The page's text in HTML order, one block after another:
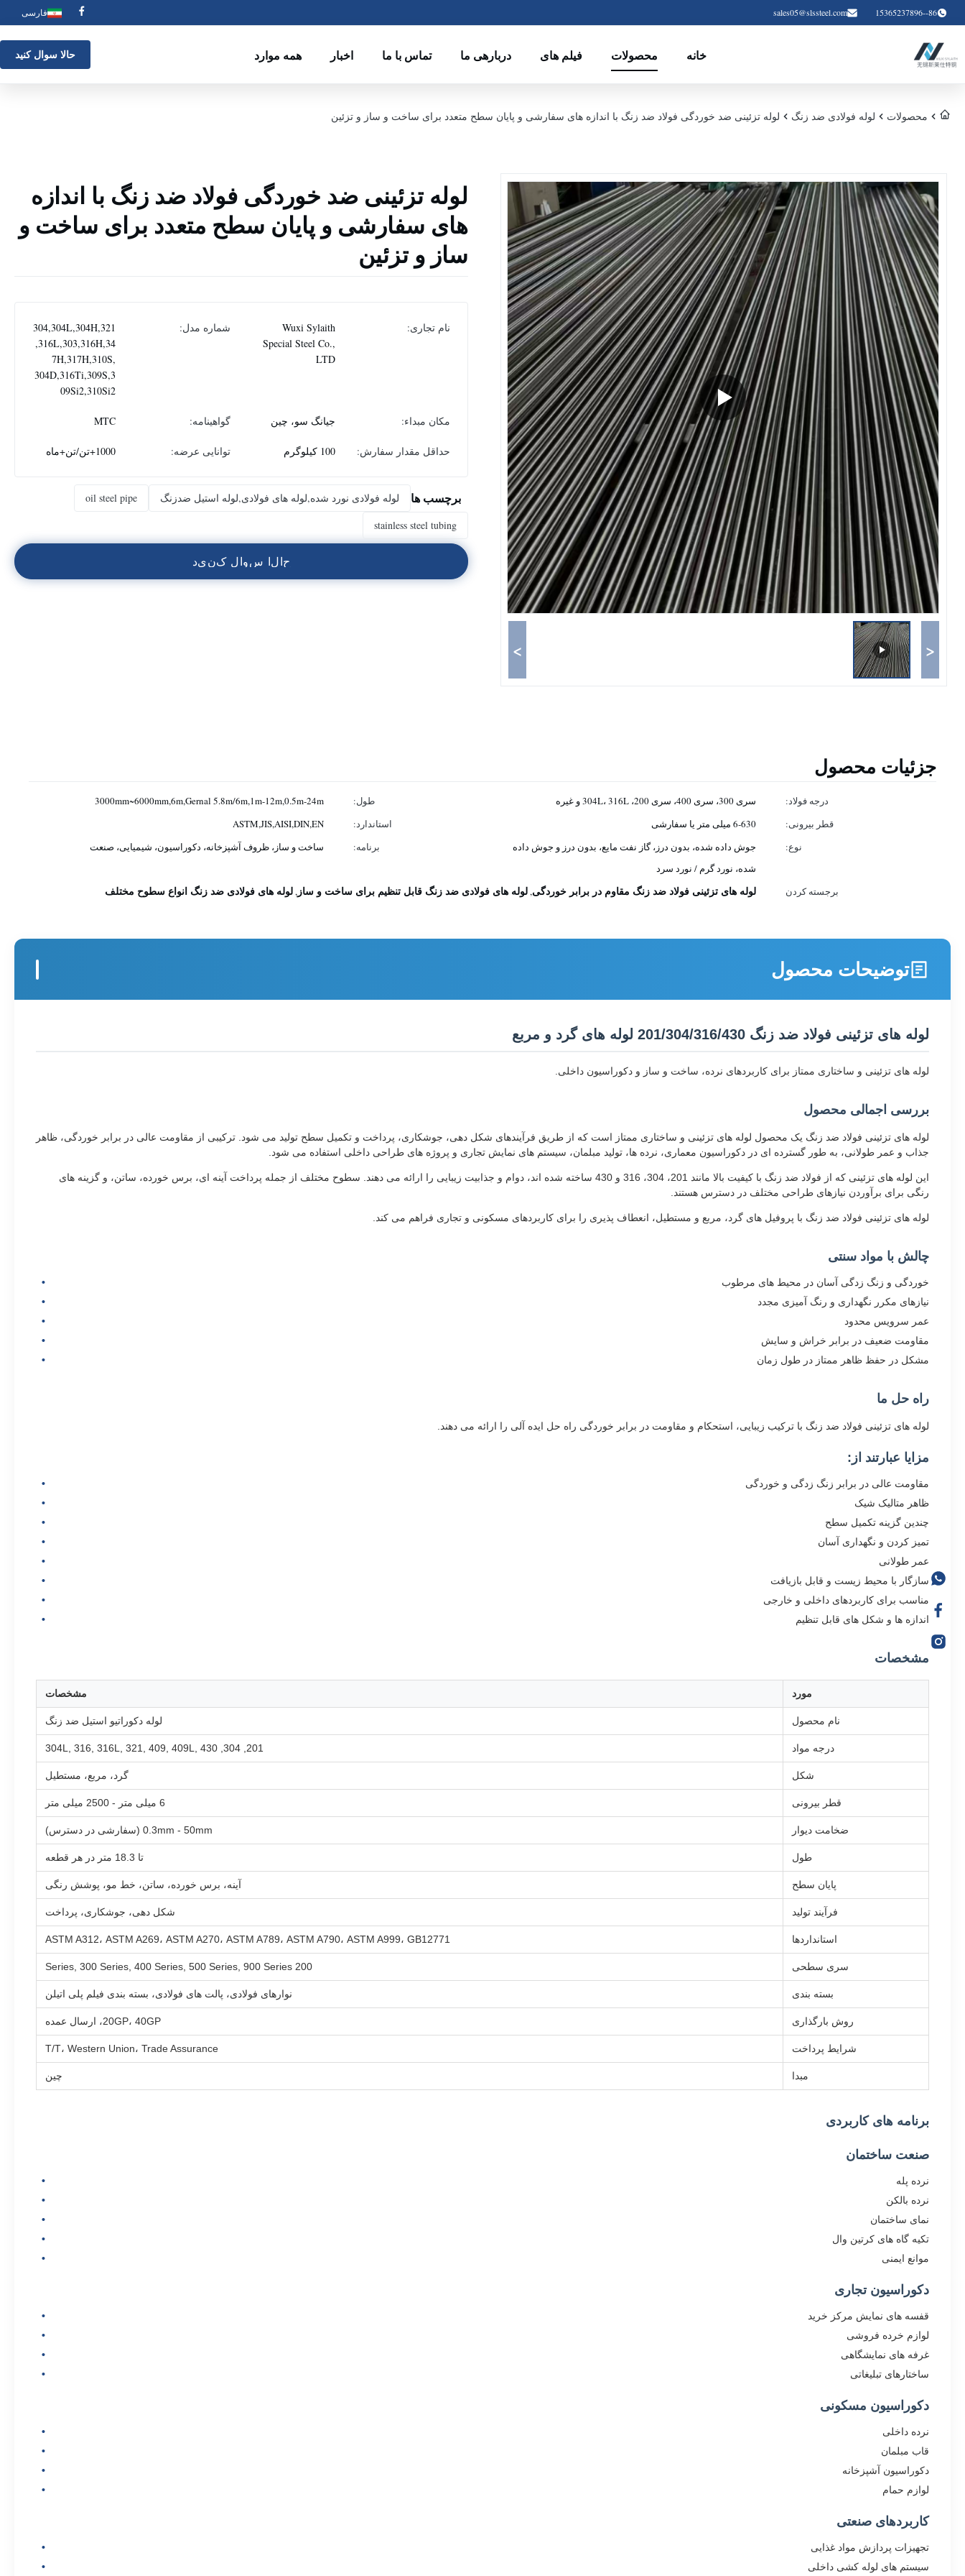
86--15365237896
sales05@slssteel.com فارسی
خانه محصولات فیلم های دربارهی ما تماس با ما اخبار همه موارد حالا سوال کنيد
محصولات لوله فولادی ضد زنگ لوله تزئینی ضد خوردگی فولاد ضد زنگ با اندازه های سفارشی و پایان سطح متعدد برای ساخت و ساز و تزئین
<
>
لوله تزئینی ضد خوردگی فولاد ضد زنگ با اندازه
های سفارشی و پایان سطح متعدد برای ساخت و
ساز و تزئین
نام تجاری:
Wuxi Sylaith
Special Steel Co.,
LTD
شماره مدل:
304,304L,304H,321
,316L,303,316H,34
7H,317H,310S,
304D,316Ti,309S,3
09Si2,310Si2
مکان مبداء: جیانگ سو، چین گواهینامه: MTC
حداقل مقدار سفارش: 100 کیلوگرم توانایی عرضه: 1000+تن/تن+ماه
برچسب ها لوله فولادی نورد شده,لوله های فولادی,لوله استیل ضدزنگ
oil steel pipe
stainless steel tubing
حالا سوال کنيد
جزئیات محصول
درجه فولاد: سری 300، سری 400، سری 200، 304L، 316L و غیره طول:
3000mm~6000mm,6m,Gernal 5.8m/6m,1m-12m,0.5m-24m
قطر بیرونی:
6-630 میلی متر یا سفارشی استاندارد:
ASTM,JIS,AISI,DIN,EN
نوع:
جوش داده شده، بدون درز، گاز نفت مایع، بدون درز و جوش داده
شده، نورد گرم / نورد سرد
برنامه: ساخت و ساز، ظروف آشپزخانه، دکوراسیون، شیمیایی، صنعت
برجسته کردن لوله های تزئینی فولاد ضد زنگ مقاوم در برابر خوردگی,لوله های فولادی ضد زنگ قابل تنظیم برای ساخت و ساز ,لوله های فولادی ضد زنگ انواع سطوح مختلف
توضیحات محصول
لوله های تزئینی فولاد ضد زنگ 201/304/316/430 لوله های گرد و مربع
لوله های تزئینی و ساختاری ممتاز برای کاربردهای نرده، ساخت و ساز و دکوراسیون داخلی.
بررسی اجمالی محصول
لوله های تزئینی فولاد ضد زنگ یک محصول لوله های تزئینی و ساختاری ممتاز است که از طریق فرآیندهای شکل دهی، جوشکاری، پرداخت و تکمیل سطح تولید می شود. ترکیبی از مقاومت عالی در برابر خوردگی، ظاهر
جذاب و عمر طولانی، به طور گسترده ای در دکوراسیون معماری، نرده ها، تولید مبلمان، سیستم های نمایش تجاری و پروژه های طراحی داخلی استفاده می شود.
این لوله های تزئینی که از فولاد ضد زنگ با کیفیت بالا مانند 201، 304، 316 و 430 ساخته شده اند، دوام و جذابیت زیبایی را ارائه می دهند. سطوح مختلف از جمله پرداخت آینه ای، برس خورده، ساتن، و گزینه های
رنگی برای برآوردن نیازهای طراحی مختلف در دسترس هستند.
لوله های تزئینی فولاد ضد زنگ با پروفیل های گرد، مربع و مستطیل، انعطاف پذیری را برای کاربردهای مسکونی و تجاری فراهم می کند.
چالش با مواد سنتی
خوردگی و زنگ زدگی آسان در محیط های مرطوب
نیازهای مکرر نگهداری و رنگ آمیزی مجدد
عمر سرویس محدود
مقاومت ضعیف در برابر خراش و سایش
مشکل در حفظ ظاهر ممتاز در طول زمان
راه حل ما
لوله های تزئینی فولاد ضد زنگ با ترکیب زیبایی، استحکام و مقاومت در برابر خوردگی راه حل ایده آلی را ارائه می دهند.
مزایا عبارتند از:
مقاومت عالی در برابر زنگ زدگی و خوردگی
ظاهر متالیک شیک
چندین گزینه تکمیل سطح
تمیز کردن و نگهداری آسان
عمر طولانی
سازگار با محیط زیست و قابل بازیافت
مناسب برای کاربردهای داخلی و خارجی
اندازه ها و شکل های قابل تنظیم
مشخصات
مورد مشخصات
نام محصول لوله دکوراتیو استیل ضد زنگ
درجه مواد 201, 304, 304L, 316, 316L, 321, 409, 409L, 430
شکل گرد، مربع، مستطیل
قطر بیرونی 6 میلی متر - 2500 میلی متر
ضخامت دیوار 0.3mm - 50mm (سفارشی در دسترس)
طول تا 18.3 متر در هر قطعه
پایان سطح آینه، برس خورده، ساتن، خط مو، پوشش رنگی
فرآیند تولید شکل دهی، جوشکاری، پرداخت
استانداردها ASTM A312، ASTM A269، ASTM A270، ASTM A789، ASTM A790، ASTM A999، GB12771
سری سطحی 200 Series, 300 Series, 400 Series, 500 Series, 900 Series
بسته بندی نوارهای فولادی، پالت های فولادی، بسته بندی فیلم پلی اتیلن
روش بارگذاری 20GP، 40GP، ارسال عمده
شرایط پرداخت T/T، Western Union، Trade Assurance
مبدا چین
برنامه های کاربردی
صنعت ساختمان
نرده پله
نرده بالکن
نمای ساختمان
تکیه گاه های کرتین وال
موانع ایمنی
دکوراسیون تجاری
قفسه های نمایش مرکز خرید
لوازم خرده فروشی
غرفه های نمایشگاهی
ساختارهای تبلیغاتی
دکوراسیون مسکونی
نرده داخلی
قاب مبلمان
دکوراسیون آشپزخانه
لوازم حمام
کاربردهای صنعتی
تجهیزات پردازش مواد غذایی
سیستم های لوله کشی داخلی